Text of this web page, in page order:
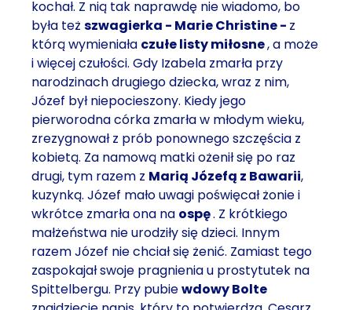
kochał. Z nią tak naprawdę nie wiadomo, bo
była też szwagierka - Marie Christine - z
którą wymieniała czułe listy miłosne, a może
i więcej czułości. Gdy Izabela zmarła przy
narodzinach drugiego dziecka, wraz z nim,
Józef był niepocieszony. Kiedy jego
pierworodna córka zmarła w młodym wieku,
zrezygnował z prób ponownego szczęścia z
kobietą. Za namową matki ożenił się po raz
drugi, tym razem z Marią Józefą z Bawarii,
kuzynką. Józef mało uwagi poświęcał żonie i
wkrótce zmarła ona na ospę. Z krótkiego
małżeństwa nie urodziły się dzieci. Innym
razem Józef nie chciał się żenić. Zamiast tego
zaspokajał swoje pragnienia u prostytutek na
Spittelbergu. Przy pubiewdowy Bolte